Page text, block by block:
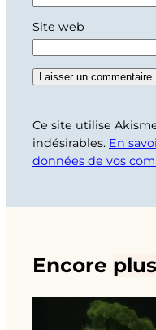
Site web
Ce site utilise
indésirables. En
données de vos
Encore plus